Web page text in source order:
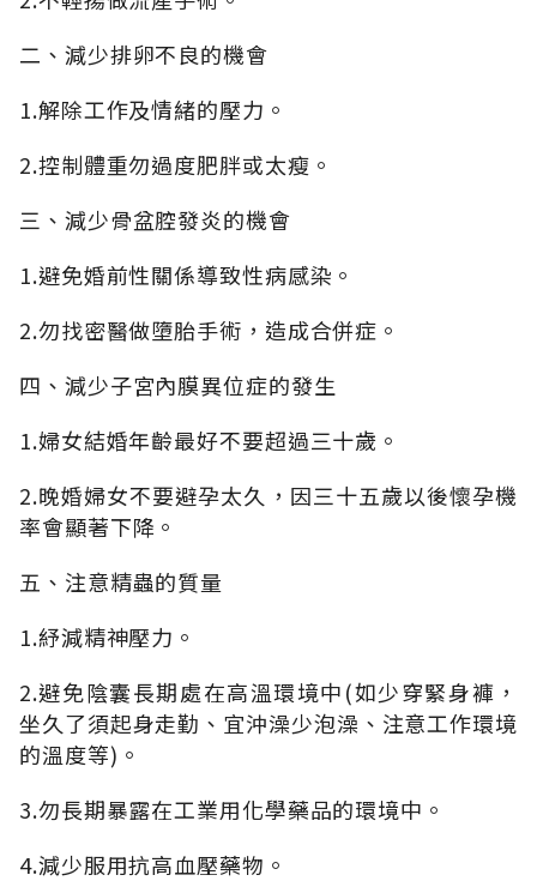
二、減少排卵不良的機會
1.解除工作及情緒的壓力。
2.控制體重勿過度肥胖或太瘦。
三、減少骨盆腔發炎的機會
1.避免婚前性關係導致性病感染。
2.勿找密醫做墮胎手術，造成合併症。
四、減少子宮內膜異位症的發生
1.婦女結婚年齡最好不要超過三十歲。
2.晚婚婦女不要避孕太久，因三十五歲以後懷孕機
率會顯著下降。
五、注意精蟲的質量
1.紓減精神壓力。
2.避免陰囊長期處在高溫環境中(如少穿緊身褲，
坐久了須起身走勤、宜沖澡少泡澡、注意工作環境
的溫度等)。
3.勿長期暴露在工業用化學藥品的環境中。
4.減少服用抗高血壓藥物。